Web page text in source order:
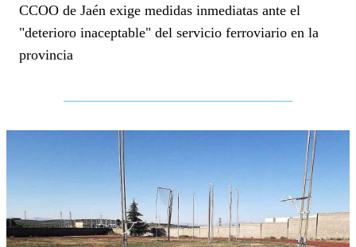
CCOO de Jaén exige medidas inmediatas ante el
"deterioro inaceptable" del servicio ferroviario en la
provincia